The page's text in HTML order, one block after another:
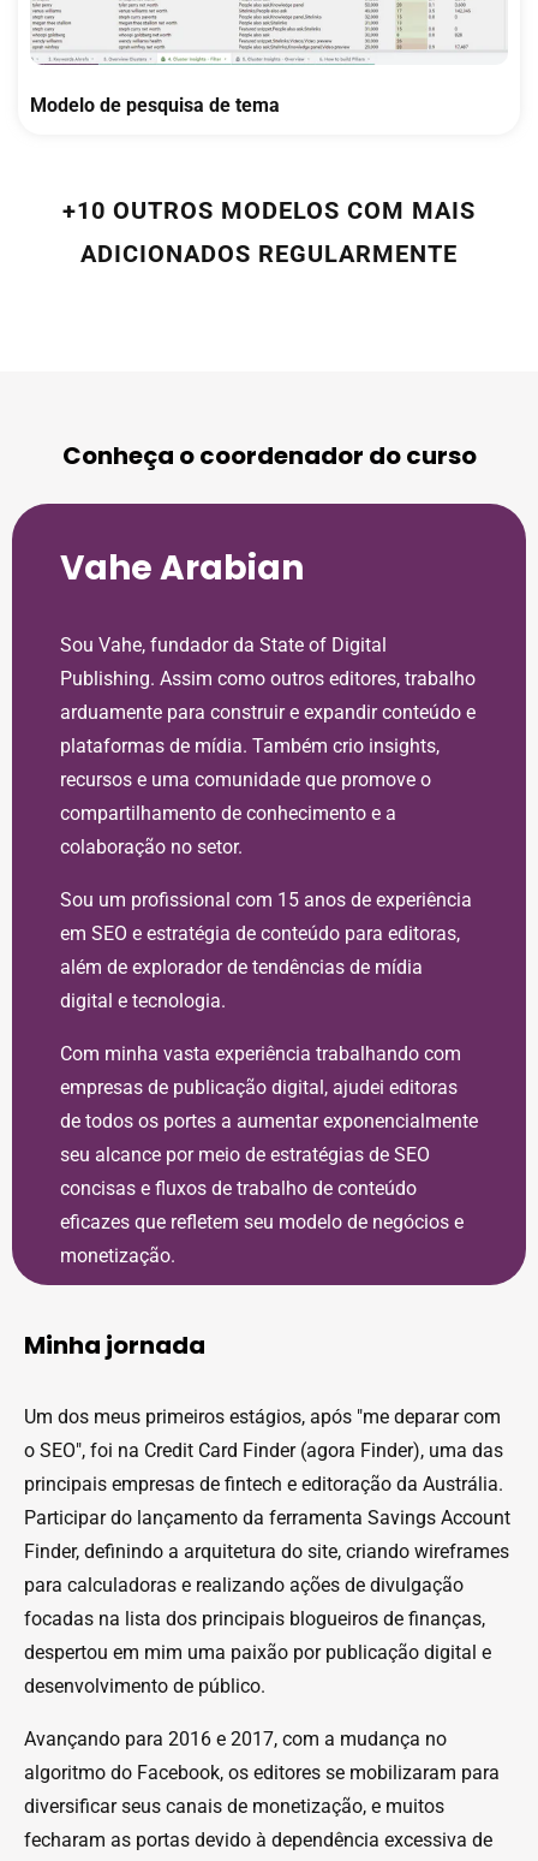
Modelo de pesquisa de tema
+10 OUTROS MODELOS COM MAIS
ADICIONADOS REGULARMENTE
Conheça o coordenador do curso
Vahe Arabian
Sou Vahe, fundador da State of Digital
Publishing. Assim como outros editores, trabalho
arduamente para construir e expandir conteúdo e
plataformas de mídia. Também crio insights,
recursos e uma comunidade que promove o
compartilhamento de conhecimento e a
colaboração no setor.
Sou um profissional com 15 anos de experiência
em SEO e estratégia de conteúdo para editoras,
além de explorador de tendências de mídia
digital e tecnologia.
Com minha vasta experiência trabalhando com
empresas de publicação digital, ajudei editoras
de todos os portes a aumentar exponencialmente
seu alcance por meio de estratégias de SEO
concisas e fluxos de trabalho de conteúdo
eficazes que refletem seu modelo de negócios e
monetização.
Minha jornada
Um dos meus primeiros estágios, após "me deparar com
o SEO", foi na Credit Card Finder (agora Finder), uma das
principais empresas de fintech e editoração da Austrália.
Participar do lançamento da ferramenta Savings Account
Finder, definindo a arquitetura do site, criando wireframes
para calculadoras e realizando ações de divulgação
focadas na lista dos principais blogueiros de finanças,
despertou em mim uma paixão por publicação digital e
desenvolvimento de público.
Avançando para 2016 e 2017, com a mudança no
algoritmo do Facebook, os editores se mobilizaram para
diversificar seus canais de monetização, e muitos
fecharam as portas devido à dependência excessiva de